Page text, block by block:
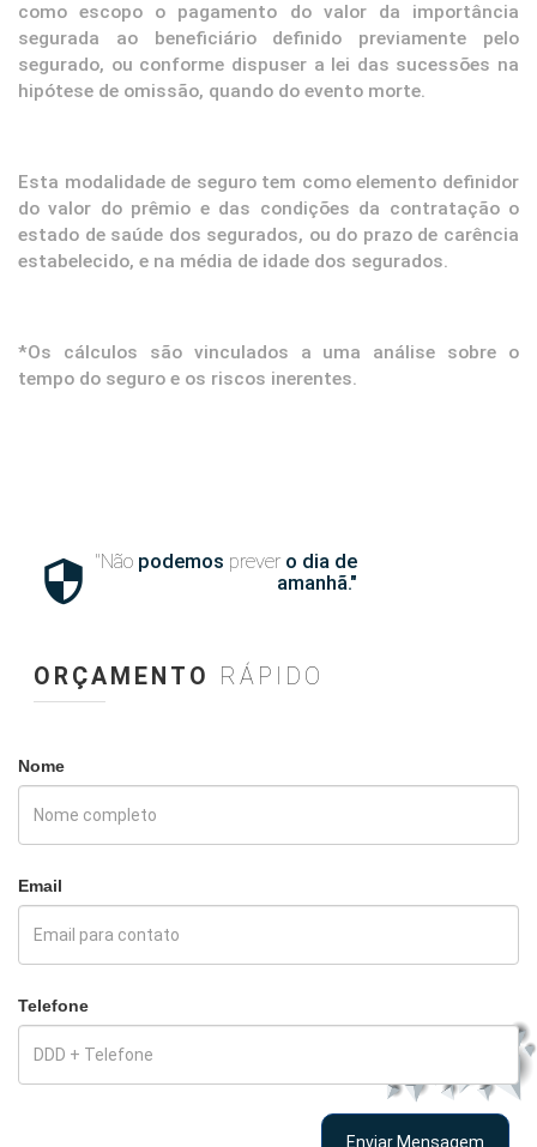
como escopo o pagamento do valor da importância
segurada ao beneficiário definido previamente pelo
segurado, ou conforme dispuser a lei das sucessões na
hipótese de omissão, quando do evento morte.
Esta modalidade de seguro tem como elemento definidor
do valor do prêmio e das condições da contratação o
estado de saúde dos segurados, ou do prazo de carência
estabelecido, e na média de idade dos segurados.
*Os cálculos são vinculados a uma análise sobre o
tempo do seguro e os riscos inerentes.
 "Nãopodemos prevero dia de
amanhã."
ORÇAMENTO RÁPIDO
Nome
Email
Telefone
Enviar Mensagem